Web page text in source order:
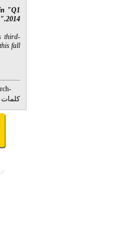
"Q1
2014."
third-
fall.
کلمات